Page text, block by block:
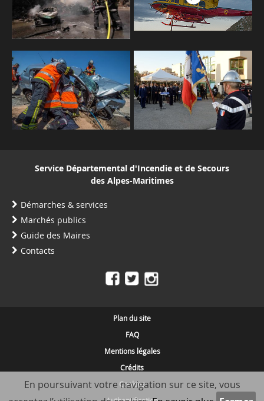
Service Départemental d'Incendie et de Secours
des Alpes-Maritimes
Démarches & services
Marchés publics
Guide des Maires
Contacts
Plan du site
FAQ
Mentions légales
Crédits
Cookies
En poursuivant votre navigation sur ce site, vous